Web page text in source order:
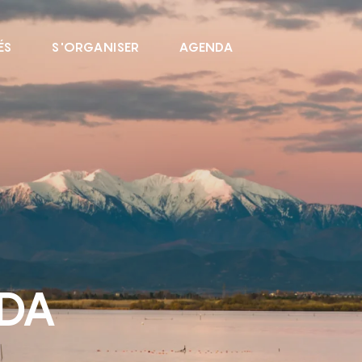
S'ORGANISER AGENDA